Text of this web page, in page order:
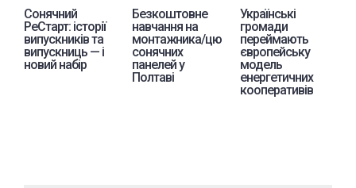
Сонячний
РеСтарт: історії
випускників та
випускниць — і
новий набір
Безкоштовне
навчання на
монтажника/цю
сонячних
панелей у
Полтаві
Українські
громади
переймають
європейську
модель
енергетичних
кооперативів